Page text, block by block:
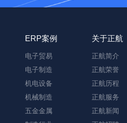
ERP案例
电子贸易
电子制造
机电设备
机械制造
五金金属
关于正航
正航简介
正航荣誉
正航历程
正航服务
正航新闻